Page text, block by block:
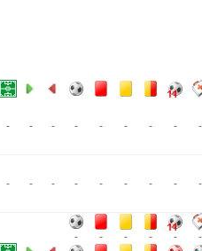
- - - - - - - - -
- - - - - - - - -
-
- - - -
-